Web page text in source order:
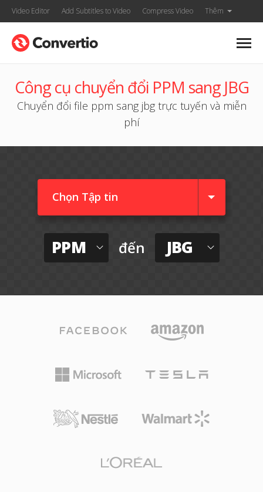
Video Editor Add Subtitles to Video Compress Video Thêm
Công cụ chuyển đổi PPM sang JBG
Chuyển đổi file ppm sang jbg trực tuyến và miễn
phí
Chọn Tập tin
PPM đến JBG